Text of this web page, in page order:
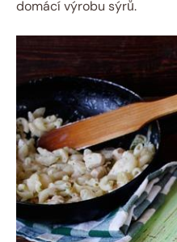
domácí výrobu sýrů.